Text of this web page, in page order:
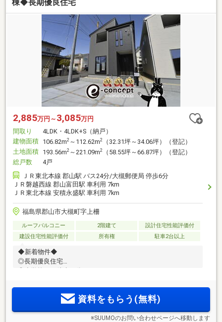
棟◆長期優良住宅
2,885万円～ 3,085万円
間取り
4LDK・4LDK+S（納戸）
建物面積 106.82m2 ～112.62m2
（32.31坪～34.06坪）（登記）
土地面積 193.56m2 ～221.09m2
（58.55坪～66.87坪）（登記）
総戸数
4戸
ＪＲ東北本線 郡山駅 バス24分/大槻郵便局 停歩6分
ＪＲ磐越西線 郡山富田駅 車利用 7km
ＪＲ東北本線 安積永盛駅 車利用 7km
福島県郡山市大槻町字上柵
ルーフバルコニー 2階建て
設計住宅性能評価付
建設住宅性能評価付
所有権 駐車2台以上
◆新着物件◆
◎長期優良住宅
◎小学校まで徒歩８分
資料をもらう(無料)
※SUUMOのお問い合わせページへ移動します